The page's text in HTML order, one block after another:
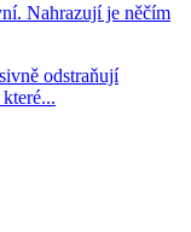
Nahrazují je něčím
odstraňují